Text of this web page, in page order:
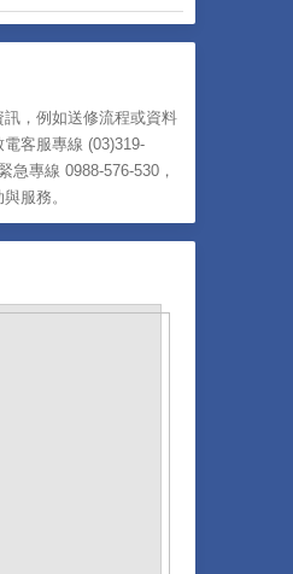
，例如送修流程或資料
客服專線 (03)319-
急專線 0988-576-530，
服務。